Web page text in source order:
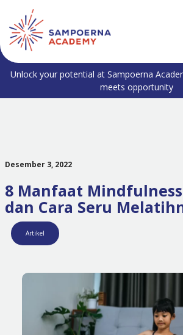
Unlock your potential at Sampoerna
meets opportunity
Desember 3, 2022
8 Manfaat
dan Cara Seru
Artikel